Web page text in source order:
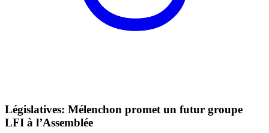
Législatives: Mélenchon promet un futur groupe
LFI à l’Assemblée